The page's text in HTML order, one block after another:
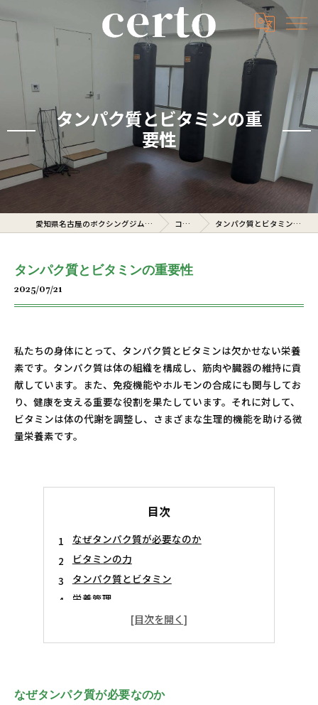
タンパク質とビタミンの重
要性
愛知県名古屋のボクシングジムならcerto コラム タンパク質とビタミンの重要性
タンパク質とビタミンの重要性
2025/07/21
私たちの身体にとって、タンパク質とビタミンは欠かせない栄養
素です。タンパク質は体の組織を構成し、筋肉や臓器の維持に貢
献しています。また、免疫機能やホルモンの合成にも関与してお
り、健康を支える重要な役割を果たしています。それに対して、
ビタミンは体の代謝を調整し、さまざまな生理的機能を助ける微
量栄養素です。
目次
なぜタンパク質が必要なのか
ビタミンの力
タンパク質とビタミン
栄養管理
なぜタンパク質が必要なのか